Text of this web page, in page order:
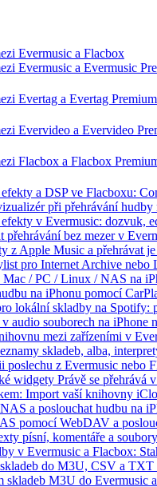
Evermusic a Flacbox
Evermusic a Evermusic
Evertag a Evertag Premium
Evervideo a Evervideo
Flacbox a Flacbox
a DSP ve Flacboxu:
při přehrávání hudby
v Evermusic: dozvuk,
přehrávání bez mezer v
z Apple Music a přehrávat
pro Internet Archive nebo
Mac / PC / Linux / NAS na
na iPhonu pomocí
lokální skladby na Spotify:
audio souborech na iPhone
mezi zařízeními v
skladeb, alba,
poslechu z Evermusic nebo
widgety Právě se přehrává
Import vaší knihovny
a poslouchat hudbu na
pomocí WebDAV a
písní, komentáře a
v Evermusic a Flacbox:
do M3U, CSV a
skladeb M3U do Evermusic